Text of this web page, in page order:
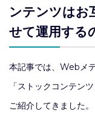
ンテンツはお
せて運用する
本記事では、Webメ
「ストックコンテン
ご紹介してきました。